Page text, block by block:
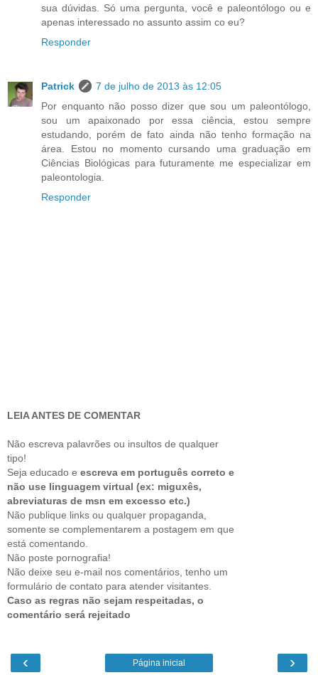
sua dúvidas. Só uma pergunta, você e paleontólogo ou e
apenas interessado no assunto assim co eu?
Responder
Patrick
7 de julho de 2013 às 12:05
Por enquanto não posso dizer que sou um paleontólogo,
sou um apaixonado por essa ciência, estou sempre
estudando, porém de fato ainda não tenho formação na
área. Estou no momento cursando uma graduação em
Ciências Biológicas para futuramente me especializar em
paleontologia.
Responder
LEIA ANTES DE COMENTAR
Não escreva palavrões ou insultos de qualquer
tipo!
Seja educado e escreva em português correto e
não use linguagem virtual (ex: miguxês,
abreviaturas de msn em excesso etc.)
Não publique links ou qualquer propaganda,
somente se complementarem a postagem em que
está comentando.
Não poste pornografia!
Não deixe seu e-mail nos comentários, tenho um
formulário de contato para atender visitantes.
Caso as regras não sejam respeitadas, o
comentário será rejeitado
‹ ›
Página inicial